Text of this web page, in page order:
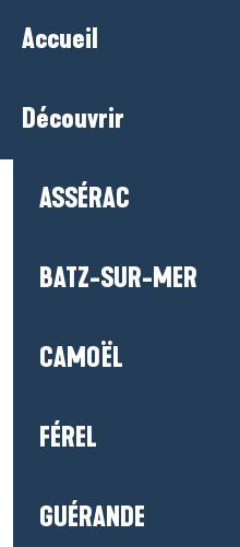
Accueil
Découvrir
ASSÉRAC
BATZ-SUR-MER
CAMOËL
FÉREL
GUÉRANDE
– Presqu’ile de
dépaysante ? À La Baule-